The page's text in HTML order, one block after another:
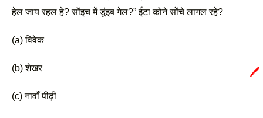
हेल जाय रहल हे? सोंइच में डूंइब गेल?” ईटा कोने सोंचे लागल रहे?
(a) विवेक
(b) शेखर
(c) नावाँ पीढ़ी
🖊️